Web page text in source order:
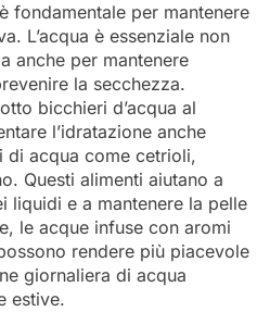
fondamentale per mantenere
L’acqua è essenziale non
anche per mantenere
la secchezza.
bicchieri d’acqua al
l’idratazione anche
di acqua come cetrioli,
Questi alimenti aiutano a
liquidi e a mantenere la pelle
le acque infuse con aromi
rendere più piacevole
giornaliera di acqua
estive.